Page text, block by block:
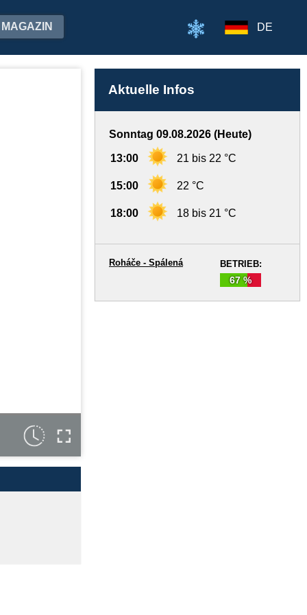
MAGAZIN DE
Aktuelle Infos
Sonntag 09.08.2026 (Heute)
13:00 21 bis 22 °C
15:00 22 °C
18:00 18 bis 21 °C
BETRIEB:
67 %
Roháče - Spálená